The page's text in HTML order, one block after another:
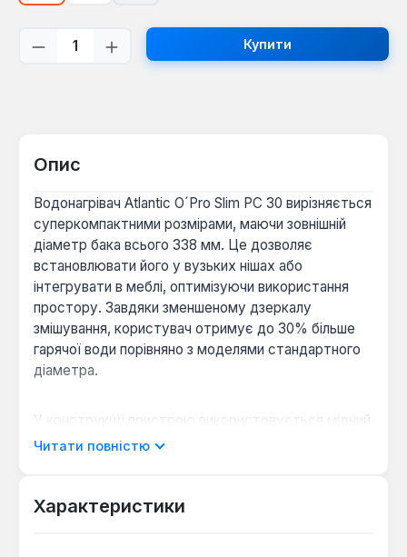
Кількість товару: Введіть потрібну
Купити
Опис
Водонагрівач Atlantic O´Pro Slim PC 30 вирізняється
суперкомпактними розмірами, маючи зовнішній
діаметр бака всього 338 мм. Це дозволяє
встановлювати його у вузьких нішах або
інтегрувати в меблі, оптимізуючи використання
простору. Завдяки зменшеному дзеркалу
змішування, користувач отримує до 30% більше
гарячої води порівняно з моделями стандартного
діаметра.
У конструкції пристрою використовується мідний
ТЕН потужністю 2000 Вт, який забезпечує нагрів
робочого бака та нагрівального елемента від
Читати повністю
Характеристики